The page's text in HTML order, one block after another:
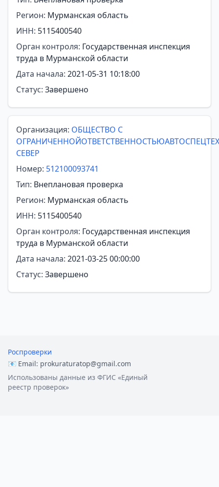
Регион: Мурманская область
ИНН: 5115400540
Орган контроля: Государственная инспекция
труда в Мурманской области
Дата начала: 2021-05-31 10:18:00
Статус: Завершено
Организация: ОБЩЕСТВО С
СЕВЕР
Номер: 512100093741
Тип: Внеплановая проверка
Регион: Мурманская область
ИНН: 5115400540
Орган контроля: Государственная инспекция
труда в Мурманской области
Дата начала: 2021-03-25 00:00:00
Статус: Завершено
Роспроверки
📧 Email: prokuraturatop@gmail.com
Использованы данные из ФГИС «Единый
реестр проверок»